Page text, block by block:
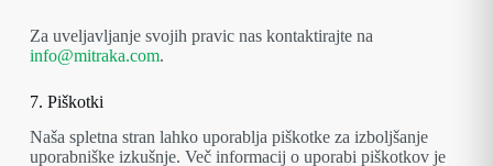
Za uveljavljanje svojih pravic nas kontaktirajte na
info@mitraka.com.
7. Piškotki
Naša spletna stran lahko uporablja piškotke za izboljšanje
uporabniške izkušnje. Več informacij o uporabi piškotkov je